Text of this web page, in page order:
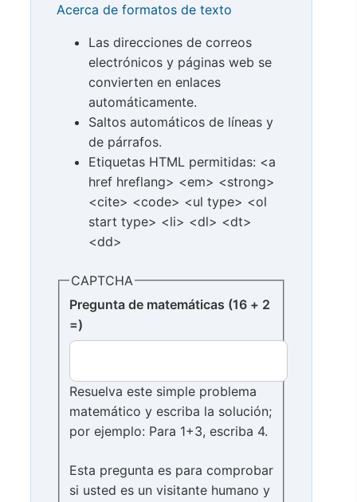
Acerca de formatos de texto
Las direcciones de correos
electrónicos y páginas web se
convierten en enlaces
automáticamente.
Saltos automáticos de líneas y
de párrafos.
Etiquetas HTML permitidas: <a
href hreflang> <em> <strong>
<cite> <code> <ul type> <ol
start type> <li> <dl> <dt>
<dd>
CAPTCHA
Pregunta de matemáticas (16 + 2
=)
Resuelva este simple problema
matemático y escriba la solución;
por ejemplo: Para 1+3, escriba 4.
Esta pregunta es para comprobar
si usted es un visitante humano y